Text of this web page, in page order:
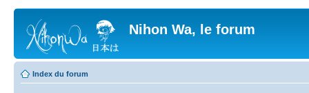
Nihon Wa, le forum
Index du forum